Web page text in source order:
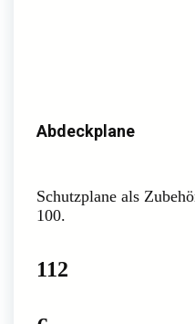
Abdeckplane
Schutzplane als
100.
112